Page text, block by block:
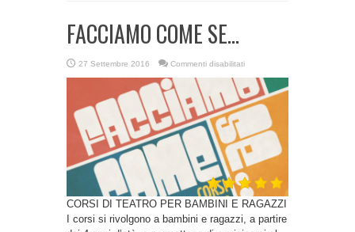
FACCIAMO COME SE…
27 Settembre 2016 Commenti disabilitatisu
COME
SE…
CORSI DI TEATRO PER BAMBINI E RAGAZZI
I corsi si rivolgono a bambini e ragazzi, a partire